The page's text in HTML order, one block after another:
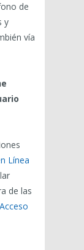
de
y
vía
Línea
de las
Acceso